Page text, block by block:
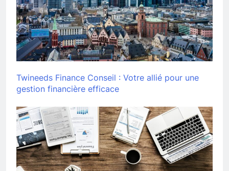
Twineeds Finance Conseil : Votre allié pour une
gestion financière efficace